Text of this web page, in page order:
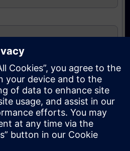
installerad klient för